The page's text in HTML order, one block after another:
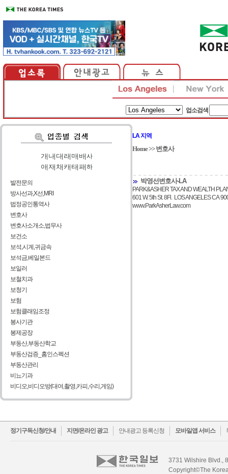
업소검색
가| 나| 다| 라| 마| 바| 사
아| 자| 차| 카| 타| 파| 하
발전문의
방사선과,X선,MRI
법정공인통역사
변호사
변호사소개소,법무사
보건소
보석,시계,귀금속
보석금,베일본드
보일러
보철치과
보청기
보험
보험클래임조정
봉사기관
봉제공장
부동산,부동산학교
부동산검증_홈인스펙션
부동산관리
비뇨기과
비디오,비디오방(대여,촬영,카피,수리,게임)
LA 지역
Home>>변호사
박영선변호사-LA
PARK&ASHER TAX AND WEALTH
601 W. 5th St. 8Fl. LOS ANGELES CA
www.ParkAsherLaw.com
정기구독신청/안내 지면/온라인 광고 안내광고 등록신청 모바일앱 서비스
facebook
twitter
3731 Wilshire Blvd.,
Copyright©The